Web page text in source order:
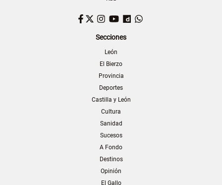
Facebook
TwitterInstagram
YouTubeDailymotion
Secciones
León
El Bierzo
Provincia
Deportes
Castilla y León
Cultura
Sanidad
Sucesos
A Fondo
Destinos
Opinión
El Gallo